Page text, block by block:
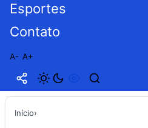
Esportes
Contato
A- A+
Início›